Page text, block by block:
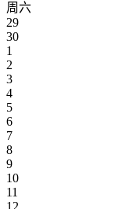
周六
29
30
1
2
3
4
5
6
7
8
9
10
11